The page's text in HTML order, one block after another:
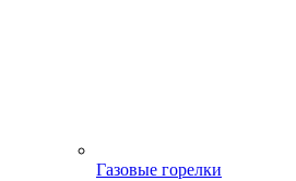
Газовые горелки